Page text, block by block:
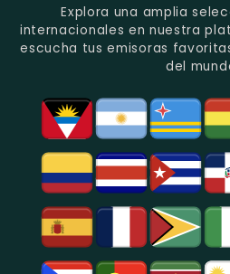
Recuerdo
En
Quito.
Los
Deportes
En
Guayaquil.
Explora una amplia
internacionales en nuestra
escucha tus emisoras
del